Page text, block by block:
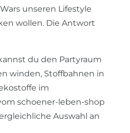
unseren Lifestyle
wollen. Die Antwort
du den Partyraum
winden, Stoffbahnen in
im
schoener-leben-shop
Auswahl an